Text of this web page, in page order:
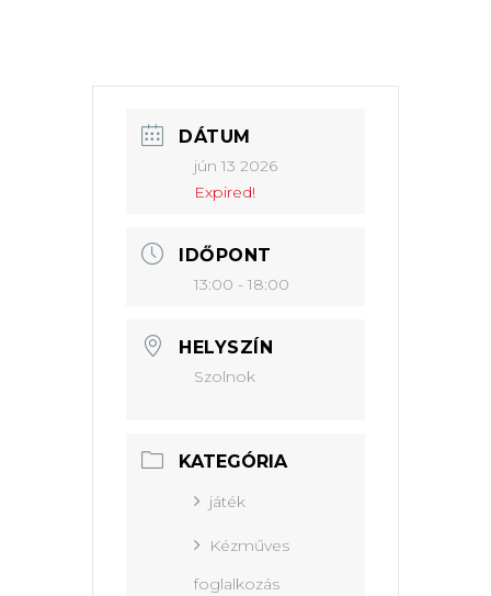
DÁTUM
jún 13 2026
Expired!
IDŐPONT
13:00 - 18:00
HELYSZÍN
Szolnok
KATEGÓRIA
játék
Kézműves
foglalkozás